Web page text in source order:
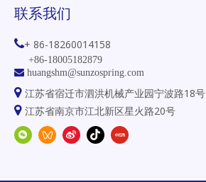
联系我们
+ 86-18260014158
+86-18005182879
 huangshm@sunzospring.com
 江苏省宿迁市泗洪机械产业园宁波路18号
 江苏省南京市江北新区星火路20号